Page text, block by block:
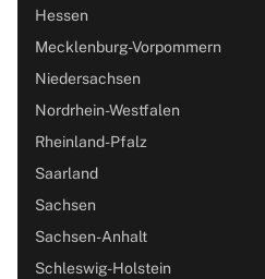
Hessen
Mecklenburg-Vorpommern
Niedersachsen
Nordrhein-Westfalen
Rheinland-Pfalz
Saarland
Sachsen
Sachsen-Anhalt
Schleswig-Holstein